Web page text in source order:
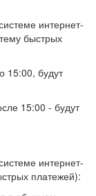
интернет-
быстрых
15:00, будут
15:00 - будут
интернет-
платежей):